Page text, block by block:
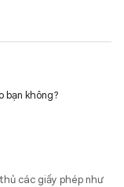
bạn không?
các giấy phép như